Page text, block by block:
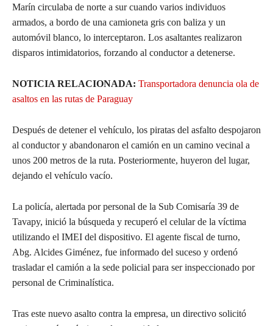
Marín circulaba de norte a sur cuando varios individuos
armados, a bordo de una camioneta gris con baliza y un
automóvil blanco, lo interceptaron. Los asaltantes realizaron
disparos intimidatorios, forzando al conductor a detenerse.
NOTICIA RELACIONADA: Transportadora denuncia ola de
asaltos en las rutas de Paraguay
Después de detener el vehículo, los piratas del asfalto despojaron
al conductor y abandonaron el camión en un camino vecinal a
unos 200 metros de la ruta. Posteriormente, huyeron del lugar,
dejando el vehículo vacío.
La policía, alertada por personal de la Sub Comisaría 39 de
Tavapy, inició la búsqueda y recuperó el celular de la víctima
utilizando el IMEI del dispositivo. El agente fiscal de turno,
Abg. Alcides Giménez, fue informado del suceso y ordenó
trasladar el camión a la sede policial para ser inspeccionado por
personal de Criminalística.
Tras este nuevo asalto contra la empresa, un directivo solicitó